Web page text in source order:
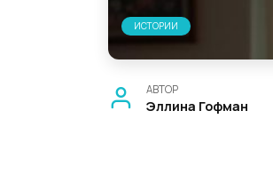
ИСТОРИИ
АВТОР
Эллина Гофман